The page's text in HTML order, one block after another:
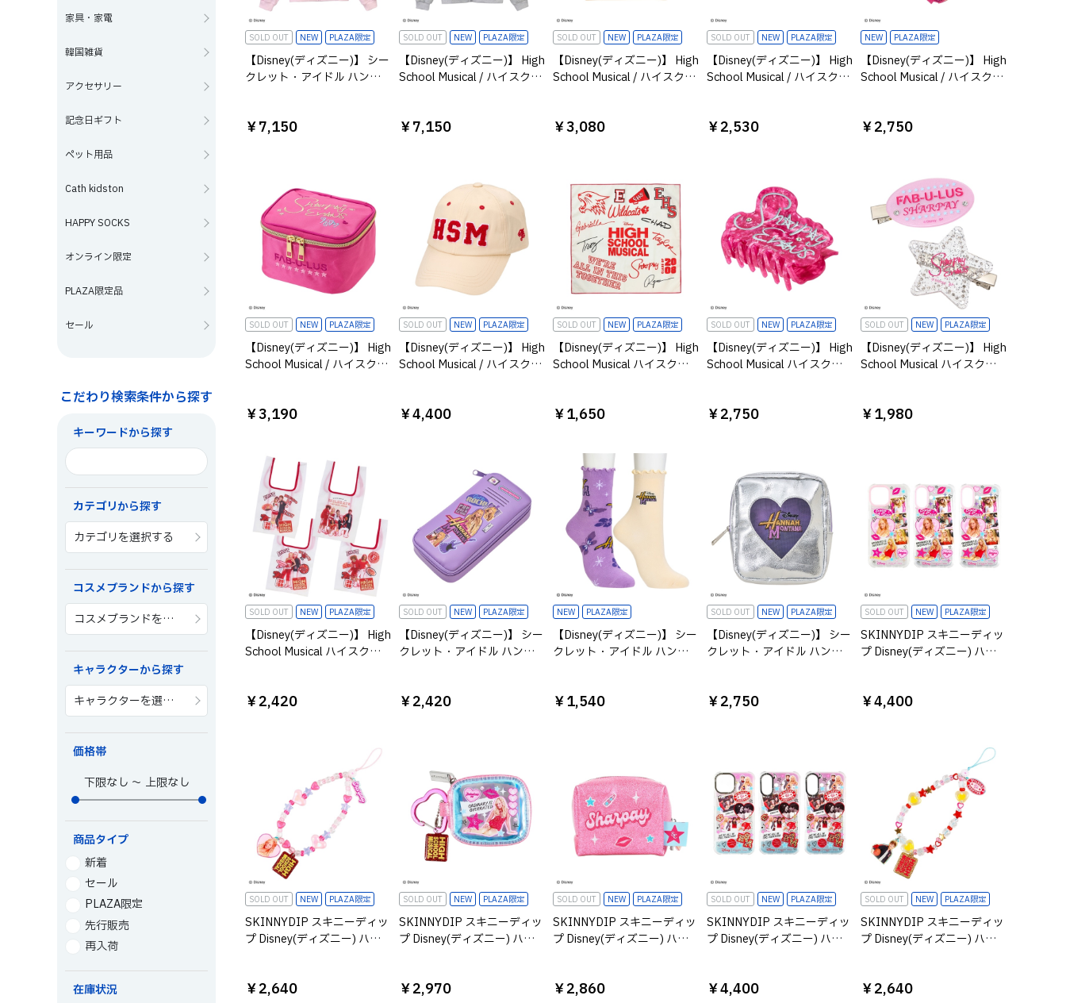
家具・家電
韓国雑貨
アクセサリー
記念日ギフト
ペット用品
Cath kidston
HAPPY SOCKS
オンライン限定
PLAZA限定品
セール
こだわり検索条件から探す
キーワードから探す
カテゴリから探す
カテゴリを選択する
コスメブランドから探す
コスメブランドを選択する
キャラクターから探す
キャラクターを選択する
価格帯
～
商品タイプ
新着
セール
PLAZA限定
先行販売
再入荷
在庫状況
SOLD OUT NEW PLAZA限定
【Disney(ディズニー)】 シー
クレット・アイドル ハン
￥7,150
SOLD OUT NEW PLAZA限定
【Disney(ディズニー)】 High
School Musical / ハイスクー
ッシュ
￥7,150
SOLD OUT NEW PLAZA限定
【Disney(ディズニー)】 High
School Musical / ハイスクー
￥3,080
SOLD OUT NEW PLAZA限定
【Disney(ディズニー)】 High
School Musical / ハイスクー
￥2,530
NEW PLAZA限定
【Disney(ディズニー)】 High
School Musical / ハイスクー
￥2,750
SOLD OUT NEW PLAZA限定
【Disney(ディズニー)】 High
School Musical / ハイスクー
￥3,190
SOLD OUT NEW PLAZA限定
【Disney(ディズニー)】 High
School Musical / ハイスクー
￥4,400
SOLD OUT NEW PLAZA限定
【Disney(ディズニー)】 High
School Musical ハイスクー
￥1,650
SOLD OUT NEW PLAZA限定
【Disney(ディズニー)】 High
School Musical ハイスクー
￥2,750
SOLD OUT NEW PLAZA限定
【Disney(ディズニー)】 High
School Musical ハイスクー
￥1,980
SOLD OUT NEW PLAZA限定
【Disney(ディズニー)】 High
School Musical ハイスクー
せん
￥2,420
SOLD OUT NEW PLAZA限定
【Disney(ディズニー)】 シー
クレット・アイドル ハン
￥2,420
NEW PLAZA限定
【Disney(ディズニー)】 シー
クレット・アイドル ハン
￥1,540
SOLD OUT NEW PLAZA限定
【Disney(ディズニー)】 シー
クレット・アイドル ハン
￥2,750
SOLD OUT NEW PLAZA限定
SKINNYDIP スキニーディッ
プ Disney(ディズニー) ハイ
￥4,400
SOLD OUT NEW PLAZA限定
SKINNYDIP スキニーディッ
プ Disney(ディズニー) ハイ
￥2,640
SOLD OUT NEW PLAZA限定
SKINNYDIP スキニーディッ
プ Disney(ディズニー) ハイ
￥2,970
SOLD OUT NEW PLAZA限定
SKINNYDIP スキニーディッ
プ Disney(ディズニー) ハイ
￥2,860
SOLD OUT NEW PLAZA限定
SKINNYDIP スキニーディッ
プ Disney(ディズニー) ハイ
￥4,400
SOLD OUT NEW PLAZA限定
SKINNYDIP スキニーディッ
プ Disney(ディズニー) ハイ
￥2,640